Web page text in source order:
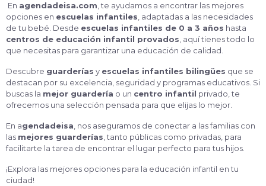
En agendadeisa.com, te ayudamos a encontrar las mejores
opciones en escuelas infantiles, adaptadas a las necesidades
de tu bebé. Desde escuelas infantiles de 0 a 3 años hasta
centros de educación infantil provados, aquí tienes todo lo
que necesitas para garantizar una educación de calidad.
Descubre guarderías y escuelas infantiles bilingües que se
destacan por su excelencia, seguridad y programas educativos. Si
buscas la mejor guardería o un centro infantil privado, te
ofrecemos una selección pensada para que elijas lo mejor.
En agendadeisa, nos aseguramos de conectar a las familias con
las mejores guarderías, tanto públicas como privadas, para
facilitarte la tarea de encontrar el lugar perfecto para tus hijos.
¡Explora las mejores opciones para la educación infantil en tu
ciudad!